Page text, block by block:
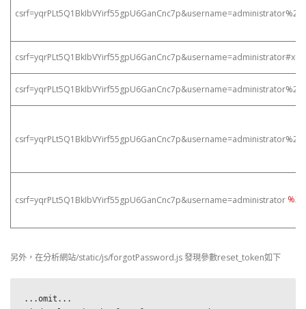
csrf=yqrPLt5Q1BkIbVYirf55gpU6GanCnc7p&username=administrator#x=y
csrf=yqrPLt5Q1BkIbVYirf55gpU6GanCnc7p&username=administrator%23
csrf=yqrPLt5Q1BkIbVYirf55gpU6GanCnc7p&username=administrator
另外，在分析網站/static/js/forgotPassword.js 發現參數reset_token如下
...omit...